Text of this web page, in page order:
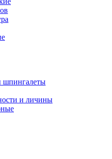
шпингалеты
и личины